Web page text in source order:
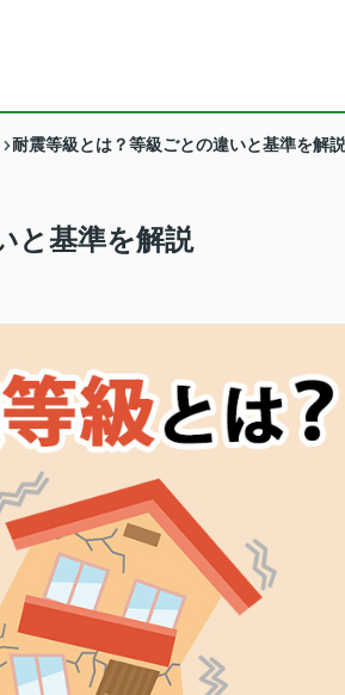
耐震等級とは？等級ごとの違いと基準を解説
と基準を解説